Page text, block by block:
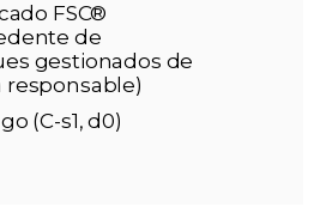
FSC®
de
gestionados de
responsable)
(C-s1, d0)